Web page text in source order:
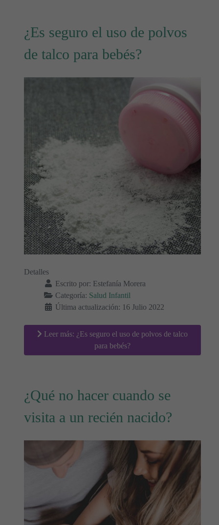
¿Es seguro el uso de polvos
de talco para bebés?
Detalles
Escrito por: Estefanía Morera
Categoría: Salud Infantil
Última actualización: 16 Julio 2022
Leer más: ¿Es seguro el uso de polvos de talco
para bebés?
¿Qué no hacer cuando se
visita a un recién nacido?